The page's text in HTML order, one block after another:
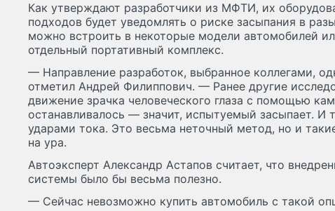
Как утверждают разработчики из МФТИ, их
подходов будет уведомлять о риске засыпания в
можно встроить в некоторые модели автомобилей
отдельный портативный комплекс.
— Направление разработок, выбранное коллегами,
отметил Андрей Филиппович. — Ранее другие
движение зрачка человеческого глаза с помощью
останавливалось — значит, испытуемый засыпает. И
ударами тока. Это весьма неточный метод, но и
на ура.
Автоэксперт Александр Астапов считает, что
системы было бы весьма полезно.
— Сейчас невозможно купить автомобиль с такой